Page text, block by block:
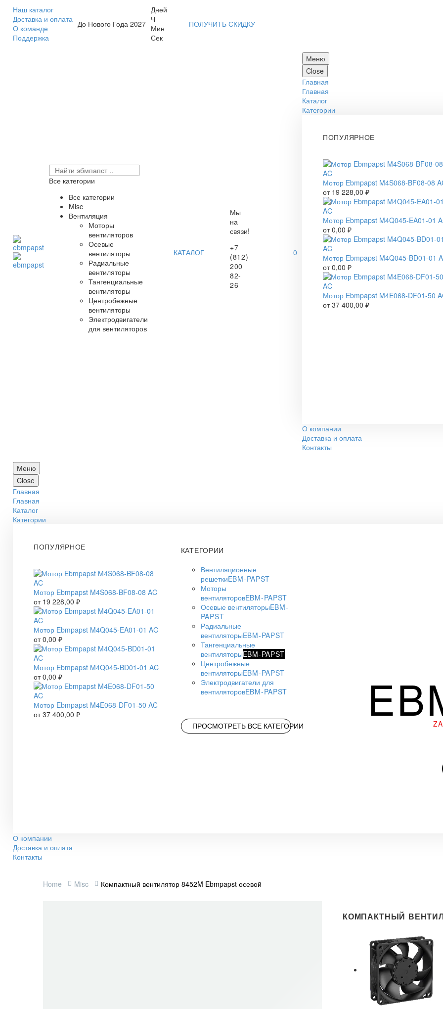
Наш каталог
Доставка и оплата
О команде
Поддержка
До Нового Года 2027
Дней
Ч
Мин
Сек
ПОЛУЧИТЬ СКИДКУ
Все категории
Все категории
Misc
Вентиляция
Моторы
вентиляторов
Осевые
вентиляторы
Радиальные
вентиляторы
Тангенциальные
вентиляторы
Центробежные
вентиляторы
Электродвигатели
для вентиляторов
КАТАЛОГ
Мы
на
связи!
+7
(812)
200
82-
26
0
Меню
Close
Главная
Главная
Каталог
Категории
ПОПУЛЯРНОЕ
Мотор Ebmpapst M4S068-BF08-08
от 19 228,00 ₽
Мотор Ebmpapst M4Q045-EA01-01
от0,00 ₽
Мотор Ebmpapst M4Q045-BD01-01
от0,00 ₽
Мотор Ebmpapst M4E068-DF01-50
от37 400,00 ₽
О компании
Доставка и оплата
Контакты
Меню
Close
Главная
Главная
Каталог
Категории
ПОПУЛЯРНОЕ
Мотор Ebmpapst M4S068-BF08-08 AC
от 19 228,00 ₽
Мотор Ebmpapst M4Q045-EA01-01 AC
от0,00 ₽
Мотор Ebmpapst M4Q045-BD01-01 AC
от0,00 ₽
Мотор Ebmpapst M4E068-DF01-50 AC
от37 400,00 ₽
КАТЕГОРИИ
Вентиляционные
решеткиEBM-PAPST
Моторы
вентиляторовEBM-PAPST
Осевые вентиляторыEBM-
PAPST
Радиальные
вентиляторыEBM-PAPST
Тангенциальные
вентиляторыEBM-PAPST
Центробежные
вентиляторыEBM-PAPST
Электродвигатели для
вентиляторовEBM-PAPST
ПРОСМОТРЕТЬ ВСЕ КАТЕГОРИИ
О компании
Доставка и оплата
Контакты
Home Misc Компактный вентилятор 8452M Ebmpapst осевой
КОМПАКТНЫЙ